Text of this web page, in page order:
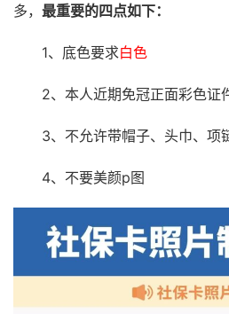
多， 最重要的四点如下：
1、底色要求白色
2、本人近期免冠正面彩色证
3、不允许带帽子、头巾、项
4、不要美颜p图